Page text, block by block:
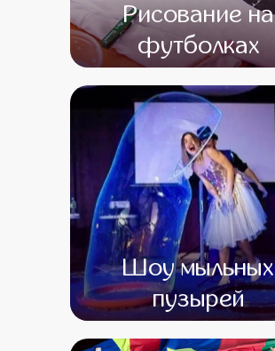
Рисование на
футболках
от 13 600 от 1
Шоу мыльных
пузырей
от 0 от 0